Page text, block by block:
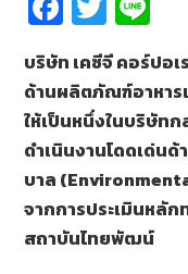
ce
b
o
o
k
wi
tt
er
e
บริษัท เคซีจี คอร์ปอ
ด้านผลิตภัณฑ์อาหาร
ให้เป็นหนึ่งในบริษัท
ดำเนินงานโดดเด่น
บาล (
จากการประเมินหลั
สถาบันไทยพัฒน์